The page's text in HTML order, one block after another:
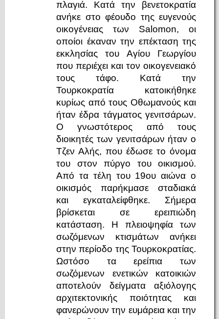
πλαγιά. Κατά την βενετοκρατία
ανήκε στο φέουδο της ευγενούς
οικογένειας των Salomon, οι
οποίοι έκαναν την επέκταση της
εκκλησίας του Αγίου Γεωργίου
που περιέχει και τον οικογενειακό
τους τάφο. Κατά την
Τουρκοκρατία κατοικήθηκε
κυρίως από τους Οθωμανούς και
ήταν έδρα τάγματος γενιτσάρων.
Ο γνωστότερος από τους
διοικητές των γενιτσάρων ήταν ο
Τζεν Αλής, που έδωσε το όνομα
του στον πύργο του οικισμού.
Από τα τέλη του 19ου αιώνα ο
οικισμός παρήκμασε σταδιακά
και εγκαταλείφθηκε. Σήμερα
βρίσκεται σε ερειπιώδη
κατάσταση. Η πλειοψηφία των
σωζόμενων κτισμάτων ανήκει
στην περίοδο της Τουρκοκρατίας.
Ωστόσο τα ερείπια των
σωζόμενων ενετικών κατοικιών
αποτελούν δείγματα αξιόλογης
αρχιτεκτονικής ποιότητας και
φανερώνουν την ευμάρεια και την